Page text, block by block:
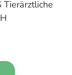
Tierärztliche